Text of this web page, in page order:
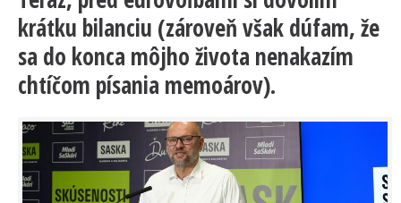
krátku bilanciu (zároveň však dúfam, že
sa do konca môjho života nenakazím
chtíčom písania memoárov).